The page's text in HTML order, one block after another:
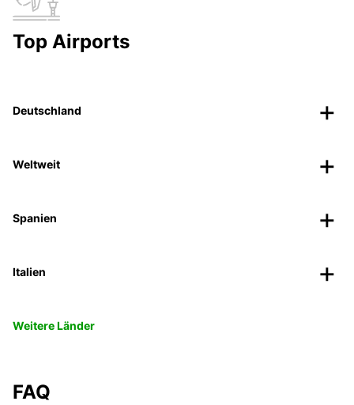
Top Airports
Deutschland
Weltweit
Spanien
Italien
Weitere Länder
FAQ